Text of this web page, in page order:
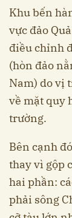
Khu bến
vực đảo
điều chỉnh
(hòn đảo
Nam) do vị
về mặt quy
trường.
Bên cạnh
thay vì gộp
hai phần:
phải sông